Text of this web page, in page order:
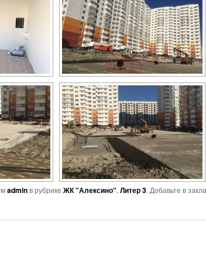
adminв рубрике ЖК "Алексино", Литер 3. Добавьте в